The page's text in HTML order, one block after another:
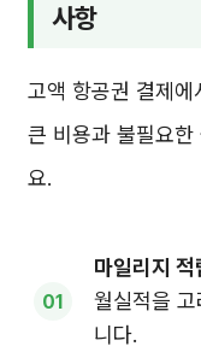
사항
고액 항공권 결제
큰 비용과 불필요한
요.
마일리지
월실적을
니다.